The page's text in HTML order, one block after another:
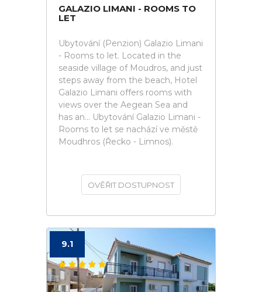
GALAZIO LIMANI - ROOMS TO
LET
Ubytování (Penzion) Galazio Limani
- Rooms to let. Located in the
seaside village of Moudros, and just
steps away from the beach, Hotel
Galazio Limani offers rooms with
views over the Aegean Sea and
has an... Ubytování Galazio Limani -
Rooms to let se nachází ve městě
Moudhros (Řecko - Limnos).
OVĚŘIT DOSTUPNOST
9.1